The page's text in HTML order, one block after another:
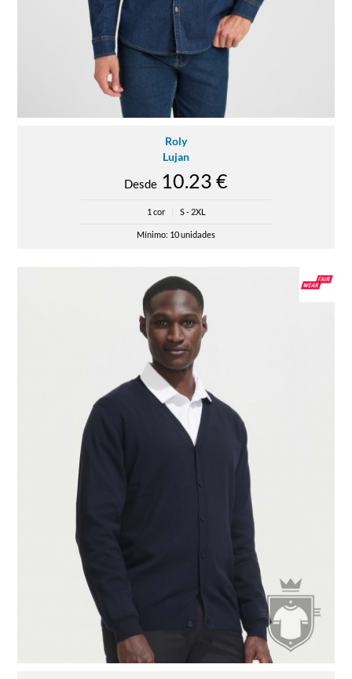
Roly
Lujan
Desde 10.23 €
1 cor S - 2XL
Mínimo: 10 unidades